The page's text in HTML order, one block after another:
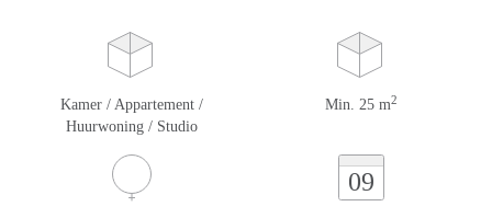
Kamer / Appartement /
Huurwoning / Studio
Min. 25 m2
09